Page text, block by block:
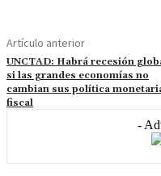
Artículo anterior
UNCTAD: Habrá recesión
si las grandes economías no
cambian sus política
fiscal
-